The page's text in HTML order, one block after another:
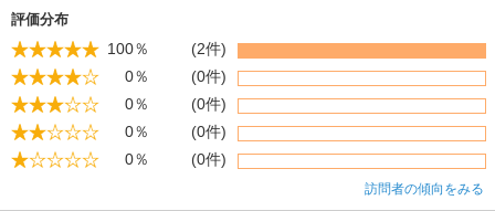
評価分布
100％
(2件)
0％
(0件)
0％
(0件)
0％
(0件)
0％
(0件)
訪問者の傾向をみる